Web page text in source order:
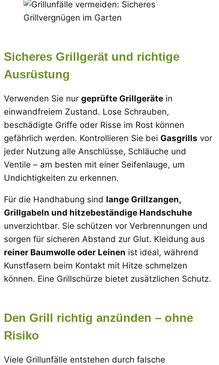
Sicheres Grillgerät und richtige
Ausrüstung
Verwenden Sie nur geprüfte Grillgeräte in
einwandfreiem Zustand. Lose Schrauben,
beschädigte Griffe oder Risse im Rost können
gefährlich werden. Kontrollieren Sie bei Gasgrills vor
jeder Nutzung alle Anschlüsse, Schläuche und
Ventile – am besten mit einer Seifenlauge, um
Undichtigkeiten zu erkennen.
Für die Handhabung sind lange Grillzangen,
Grillgabeln und hitzebeständige Handschuhe
unverzichtbar. Sie schützen vor Verbrennungen und
sorgen für sicheren Abstand zur Glut. Kleidung aus
reiner Baumwolle oder Leinen ist ideal, während
Kunstfasern beim Kontakt mit Hitze schmelzen
können. Eine Grillschürze bietet zusätzlichen Schutz.
Den Grill richtig anzünden – ohne
Risiko
Viele Grillunfälle entstehen durch falsche